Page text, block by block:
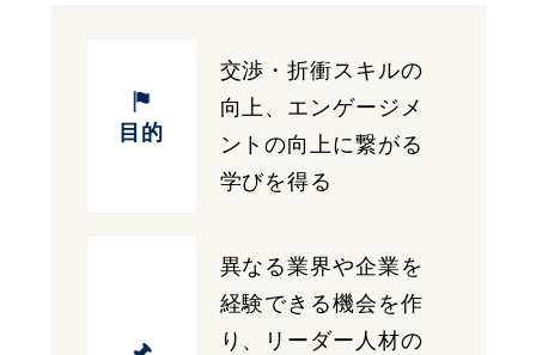
目的
交渉・折衝スキルの
向上、エンゲージメ
ントの向上に繋がる
学びを得る
異なる業界や企業を
経験できる機会を作
り、リーダー人材の